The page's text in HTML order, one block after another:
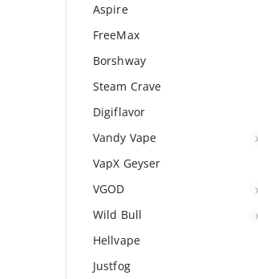
Aspire
FreeMax
Borshway
Steam Crave
Digiflavor
Vandy Vape
VapX Geyser
VGOD
Wild Bull
Hellvape
Justfog